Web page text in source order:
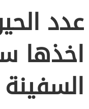
عدد
اخذها
السفينة